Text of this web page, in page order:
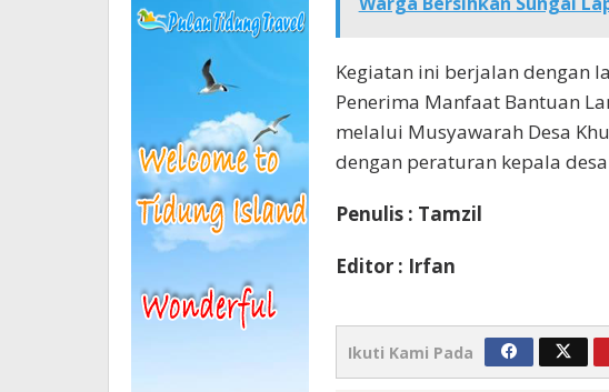
Kegiatan ini berjalan dengan
Penerima Manfaat Bantuan
melalui Musyawarah Desa
dengan peraturan kepala
Penulis : Tamzil
Editor : Irfan
Ikuti Kami Pada